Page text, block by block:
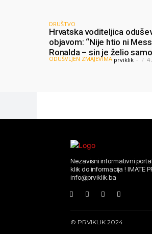
DRUŠTVO
Hrvatska voditeljica
objavom: “Nije htio ni
Ronalda – sin je želio
Bosne”
ODUŠVLJEN ZMAJEVIMA prviklik - 4
Nezavisni informativni
klik do informacija ! IMATE
info@prviklik.ba
© PRVIKLIK 2024